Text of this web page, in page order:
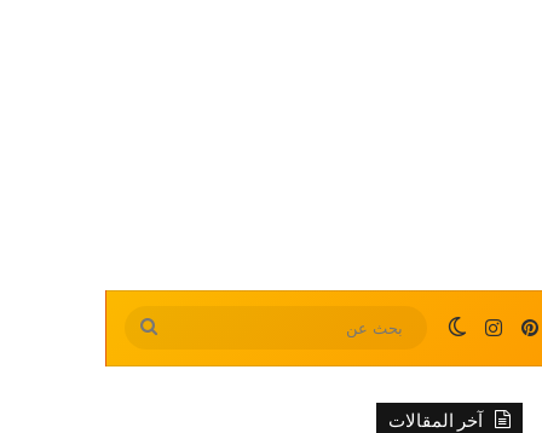
بينتيريستانستقرامالوضع المظلم
عن
آخر المقالات